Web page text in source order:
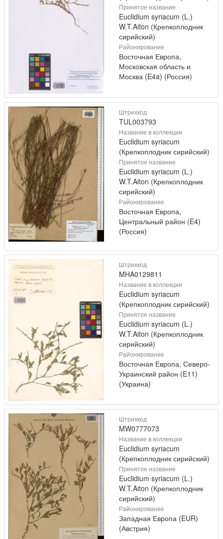
Принятое название
Euclidium syriacum (L.)
W.T.Aiton (Крепкоплодник
сирийский)
Районирование
Восточная Европа,
Московская область и
Москва (E4a) (Россия)
Штрихкод
TUL003793
Название в коллекции
Euclidium syriacum
(Крепкоплодник сирийский)
Принятое название
Euclidium syriacum (L.)
W.T.Aiton (Крепкоплодник
сирийский)
Районирование
Восточная Европа,
Центральный район (E4)
(Россия)
Штрихкод
MHA0129811
Название в коллекции
Euclidium syriacum
(Крепкоплодник сирийский)
Принятое название
Euclidium syriacum (L.)
W.T.Aiton (Крепкоплодник
сирийский)
Районирование
Восточная Европа, Северо-
Украинский район (E11)
(Украина)
Штрихкод
MW0777073
Название в коллекции
Euclidium syriacum
(Крепкоплодник сирийский)
Принятое название
Euclidium syriacum (L.)
W.T.Aiton (Крепкоплодник
сирийский)
Районирование
Западная Европа (EUR)
(Австрия)